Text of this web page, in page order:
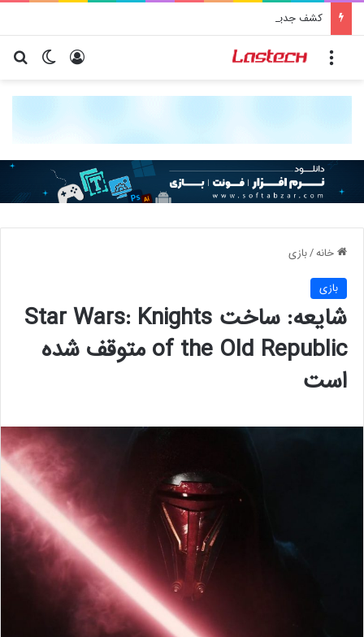
تغییر ورود
خانه/بازی
بازی
شایعه: ساخت Star Wars: Knights
of the Old Republic متوقف شده
است